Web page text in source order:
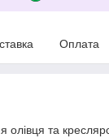
Оплата
олівця та